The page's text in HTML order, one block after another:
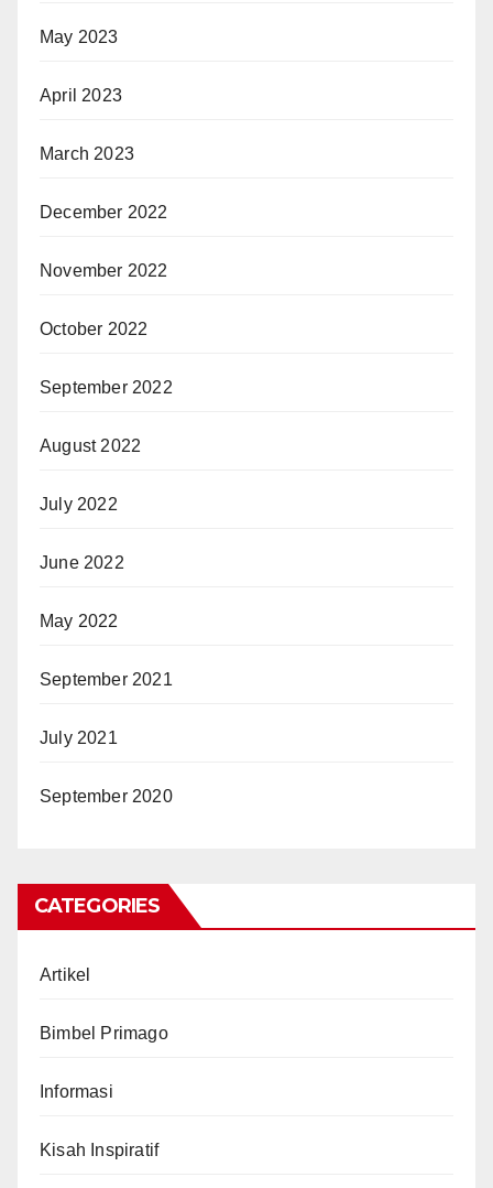
May 2023
April 2023
March 2023
December 2022
November 2022
October 2022
September 2022
August 2022
July 2022
June 2022
May 2022
September 2021
July 2021
September 2020
CATEGORIES
Artikel
Bimbel Primago
Informasi
Kisah Inspiratif